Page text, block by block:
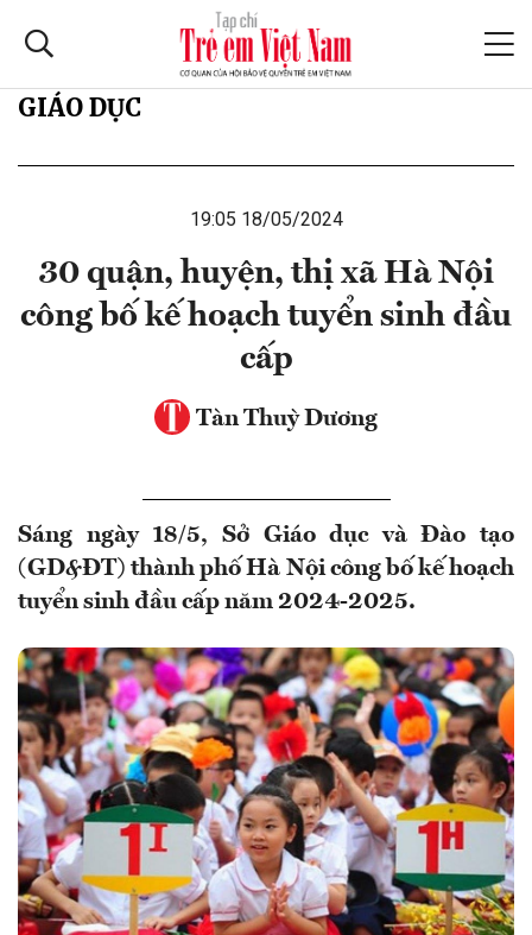
GIÁO DỤC
19:05 18/05/2024
30 quận, huyện, thị xã Hà Nội
công bố kế hoạch tuyển sinh đầu
cấp
Tàn Thuỳ Dương
Sáng ngày 18/5, Sở Giáo dục và Đào tạo
(GD&ĐT) thành phố Hà Nội công bố kế hoạch
tuyển sinh đầu cấp năm 2024-2025.